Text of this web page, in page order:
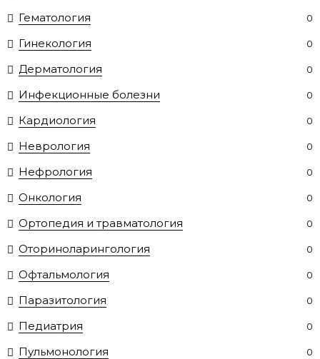
Гематология 0
Гинекология 0
Дерматология 0
Инфекционные болезни 0
Кардиология 0
Неврология 0
Нефрология 0
Онкология 0
Ортопедия и травматология 0
Оториноларингология 0
Офтальмология 0
Паразитология 0
Педиатрия 0
Пульмонология 0